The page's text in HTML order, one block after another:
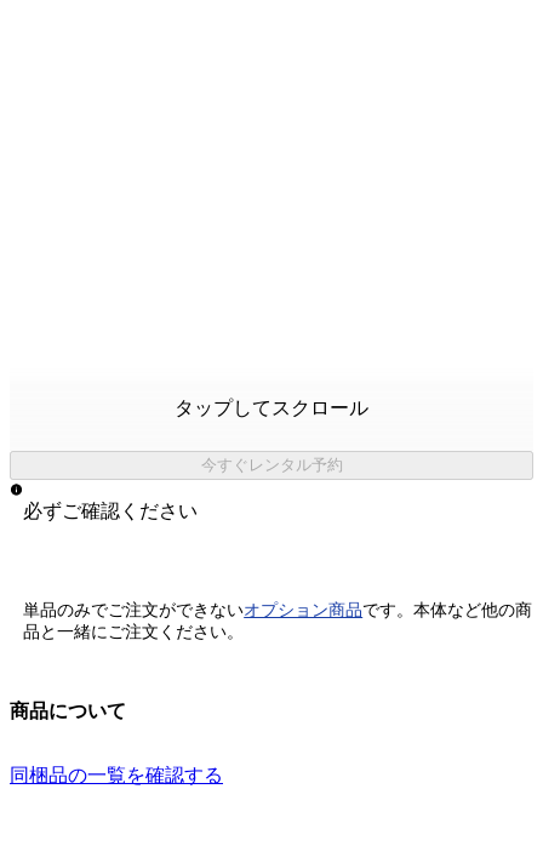
タップしてスクロール
今すぐレンタル予約
必ずご確認ください
単品のみでご注文ができないオプション商品です。本体など他の商
品と一緒にご注文ください。
商品について
同梱品の一覧を確認する